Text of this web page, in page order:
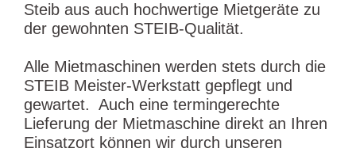
Steib aus auch hochwertige Mietgeräte zu
der gewohnten STEIB-Qualität.
Alle Mietmaschinen werden stets durch die
STEIB Meister-Werkstatt gepflegt und
gewartet. Auch eine termingerechte
Lieferung der Mietmaschine direkt an Ihren
Einsatzort können wir durch unseren